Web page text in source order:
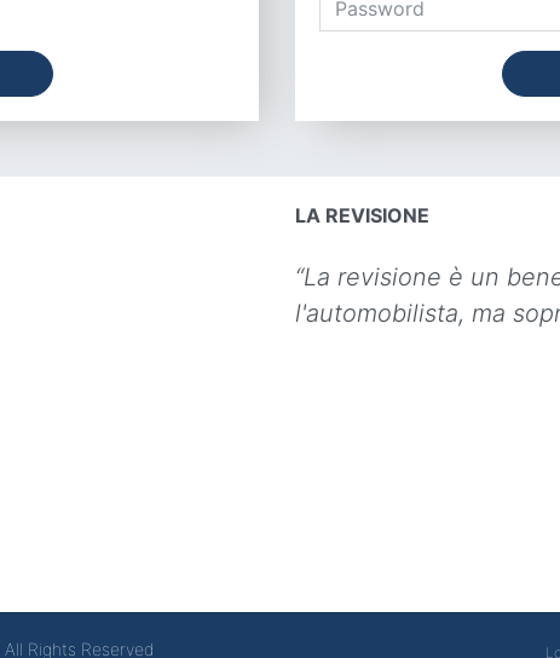
LA REVISIONE
“La revisione è un
l'automobilista, ma
All Rights Reserved